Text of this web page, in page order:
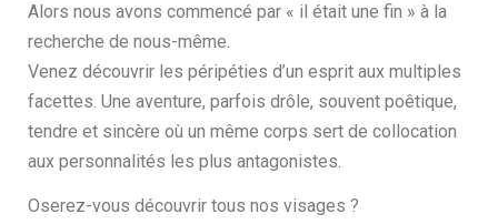
Alors nous avons commencé par « il était une fin » à la
recherche de nous-même.
Venez découvrir les péripéties d’un esprit aux multiples
facettes. Une aventure, parfois drôle, souvent poêtique,
tendre et sincère où un même corps sert de collocation
aux personnalités les plus antagonistes.
Oserez-vous découvrir tous nos visages ?